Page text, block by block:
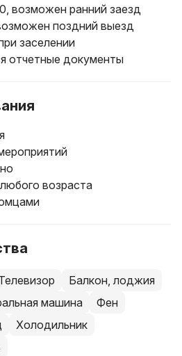
, возможен ранний заезд
поздний выезд
заселении
отчетные документы
возраста
Балкон, лоджия
машина
Фен
Холодильник